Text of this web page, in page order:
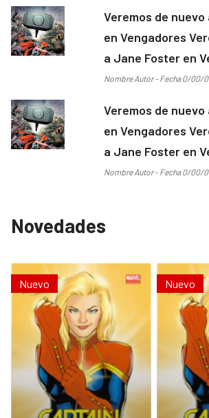
Veremos de
en Vengadores
a Jane Foster en
Nombre Autor - Fecha 0/00/
Veremos de
en Vengadores
a Jane Foster en
Nombre Autor - Fecha 0/00/
Novedades
Nuevo Nuevo